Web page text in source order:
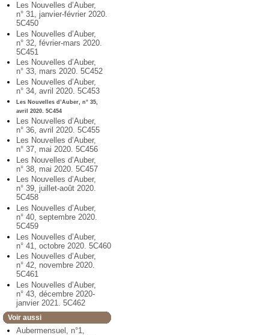
Les Nouvelles d’Auber,
n° 31, janvier-février 2020.
5C450
Les Nouvelles d’Auber,
n° 32, février-mars 2020.
5C451
Les Nouvelles d’Auber,
n° 33, mars 2020. 5C452
Les Nouvelles d’Auber,
n° 34, avril 2020. 5C453
Les Nouvelles d’Auber, n° 35,
avril 2020. 5C454
Les Nouvelles d’Auber,
n° 36, avril 2020. 5C455
Les Nouvelles d’Auber,
n° 37, mai 2020. 5C456
Les Nouvelles d’Auber,
n° 38, mai 2020. 5C457
Les Nouvelles d’Auber,
n° 39, juillet-août 2020.
5C458
Les Nouvelles d’Auber,
n° 40, septembre 2020.
5C459
Les Nouvelles d’Auber,
n° 41, octobre 2020. 5C460
Les Nouvelles d’Auber,
n° 42, novembre 2020.
5C461
Les Nouvelles d’Auber,
n° 43, décembre 2020-
janvier 2021. 5C462
Voir aussi
Aubermensuel, n°1,